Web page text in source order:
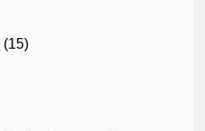
(15)